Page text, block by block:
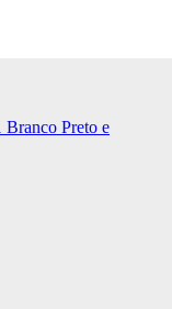
Branco Preto e